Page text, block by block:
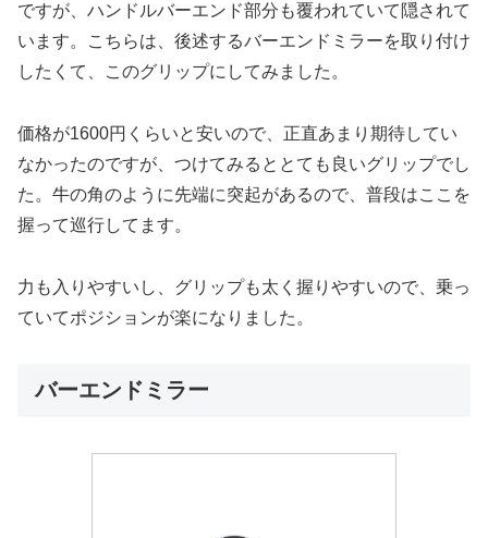
ですが、ハンドルバーエンド部分も覆われていて隠されて
います。こちらは、後述するバーエンドミラーを取り付け
したくて、このグリップにしてみました。
価格が1600円くらいと安いので、正直あまり期待してい
なかったのですが、つけてみるととても良いグリップでし
た。牛の角のように先端に突起があるので、普段はここを
握って巡行してます。
力も入りやすいし、グリップも太く握りやすいので、乗っ
ていてポジションが楽になりました。
バーエンドミラー